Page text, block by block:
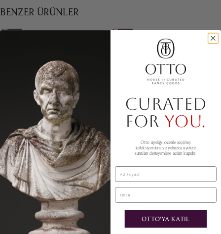
BENZER ÜRÜNLER
Hediye Fikirleri
14.500,00
ANTIKA KLARNET
Hediye Fikirleri
23.000,00
CURATED
FOR YOU.
Otto üyeliği, özenle seçilmiş
koleksiyonlara ve yalnızca üyelere
sunulan deneyimlere açılan kapıdır.
Ad Soyad
Email
OTTO'YA KATIL